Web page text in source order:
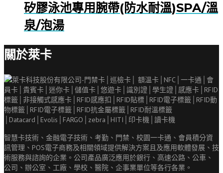
矽膠泳池專用腕帶(防水耐溫)SPA/溫
泉/泡湯
關於萊卡
智慧卡技術、金融電子技術、考勤、門禁、校園一卡通、會員積分資
訊管理、 POS電子商務及相關領域提供解決方案且及應用軟體發展、技
術服務與諮詢的企業。公司產品廣泛應用於銀行、高速公路、公車、
公司、辦公室、工廠、學校、醫院、企事業單位等各行各業。